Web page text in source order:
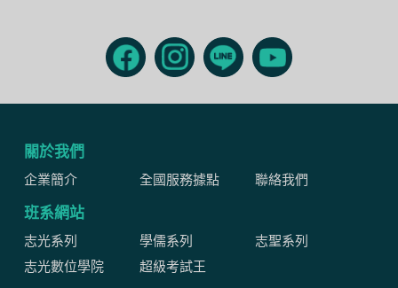
關於我們
企業簡介 全國服務據點 聯絡我們
班系網站
志光系列 學儒系列
志聖系列
志光數位學院
超級考試王